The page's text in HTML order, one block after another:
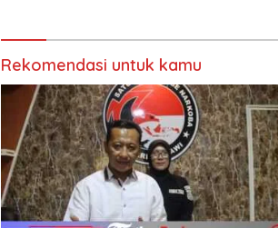
Rekomendasi untuk kamu